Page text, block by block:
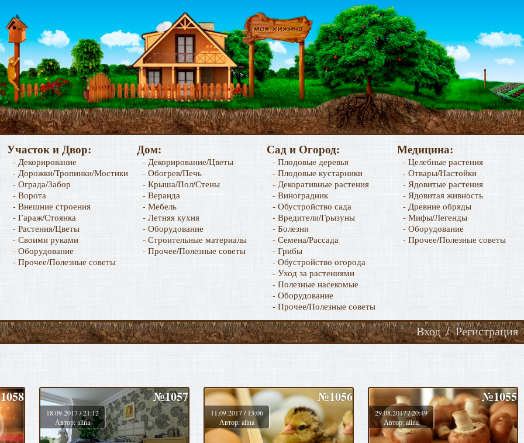
Участок и Двор:
- Декорирование
- Дорожки/Тропинки/Мостики
- Ограда/Забор
- Ворота
- Внешние строения
- Гараж/Стоянка
- Растения/Цветы
- Своими руками
- Оборудование
- Прочее/Полезные советы
Дом:
- Декорирование/Цветы
- Обогрев/Печь
- Крыша/Пол/Стены
- Веранда
- Мебель
- Летняя кухня
- Оборудование
- Строительные материалы
- Прочее/Полезные советы
Сад и Огород:
- Плодовые деревья
- Плодовые кустарники
- Декоративные растения
- Виноградник
- Обустройство сада
- Вредители/Грызуны
- Болезни
- Семена/Рассада
- Грибы
- Обустройство огорода
- Уход за растениями
- Полезные насекомые
- Оборудование
- Прочее/Полезные советы
Медицина:
- Целебные растения
- Отвары/Настойки
- Ядовитые растения
- Ядовитая живность
- Древние обряды
- Мифы/Легенды
- Оборудование
- Прочее/Полезные советы
Регистрация
/
Вход
№1057
18.09.2017 / 21:12
Автор: alina
№1056
11.09.2017 / 13:06
Автор: alina
№1055
29.08.2017 / 20:49
Автор: alina